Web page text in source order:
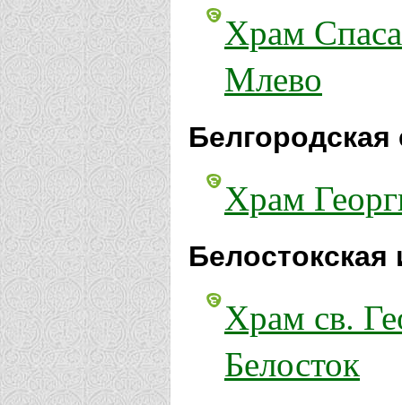
Храм
Млево
Белгородская
Храм
Белостокская
Храм св.
Белосток